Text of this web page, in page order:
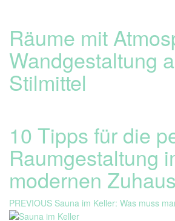
Räume mit
Wandgestaltung
Stilmittel
10 Tipps für die
Raumgestaltung
modernen
Beitragsnavigation
PREVIOUS Previous
post:
Sauna im Keller: Was muss